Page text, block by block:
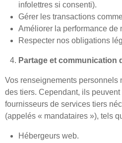
infolettres si consenti).
Gérer les transactions
Améliorer la performance de
Respecter nos obligations
Partage et communication
Vos renseignements personnels
des tiers. Cependant, ils
fournisseurs de services tiers
(appelés « mandataires »), tels
Hébergeurs web.